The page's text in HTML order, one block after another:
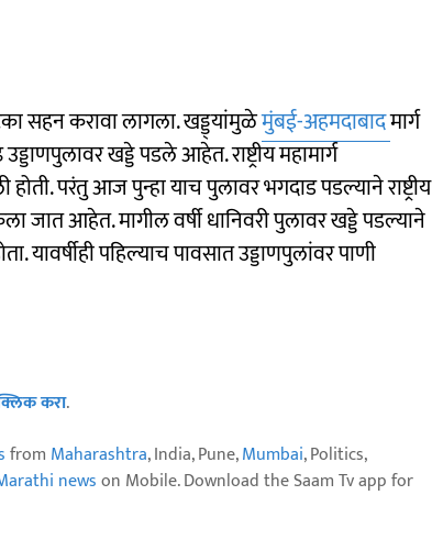
सहन करावा लागला. खड्ड्यांमुळेमुंबई-अहमदाबादमार्ग
खड्डे पडले आहेत. राष्ट्रीय महामार्ग
परंतु आज पुन्हा याच पुलावर भगदाड पडल्याने राष्ट्रीय
जात आहेत. मागील वर्षी धानिवरी पुलावर खड्डे पडल्याने
पहिल्याच पावसात उड्डाणपुलांवर पाणी
करा.
from Maharashtra, India, Pune,Mumbai, Politics,
newson Mobile. Download the Saam Tv app for